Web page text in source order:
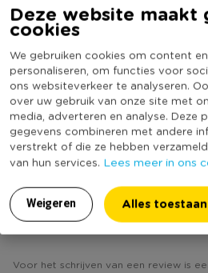
Deze website maakt
cookies
We gebruiken cookies om content
personaliseren, om functies voor
ons websiteverkeer te analyseren.
over uw gebruik van onze site met
media, adverteren en analyse. Deze
gegevens combineren met andere
verstrekt of die ze hebben
van hun services. Lees meer in ons
Weigeren Alles toestaan
Artikelnummer
Online Only
Materiaal
Kleur
Duurzaamheidsscore
Heb jij Kerstbal rood rendier
Voor het schrijven van een review is